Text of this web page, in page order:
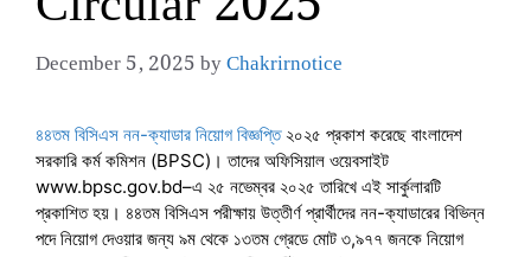
December 5, 2025byChakrirnotice
৪৪তম বিসিএস নন-ক্যাডার নিয়োগ বিজ্ঞপ্তি২০২৫ প্রকাশ করেছে বাংলাদেশ
সরকারি কর্ম কমিশন (BPSC)। তাদের অফিসিয়াল ওয়েবসাইট
www.bpsc.gov.bd–এ ২৫ নভেম্বর ২০২৫ তারিখে এই সার্কুলারটি
প্রকাশিত হয়। ৪৪তম বিসিএস পরীক্ষায় উত্তীর্ণ প্রার্থীদের নন-ক্যাডারের বিভিন্ন
পদে নিয়োগ দেওয়ার জন্য ৯ম থেকে ১৩তম গ্রেডে মোট ৩,৯৭৭ জনকে নিয়োগ